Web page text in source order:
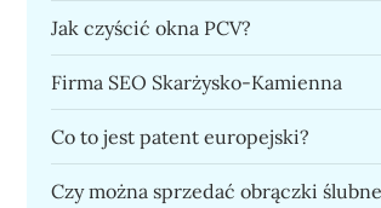
Jak czyścić okna PCV?
Firma SEO Skarżysko-Kamienna
Co to jest patent europejski?
Czy można sprzedać obrączki